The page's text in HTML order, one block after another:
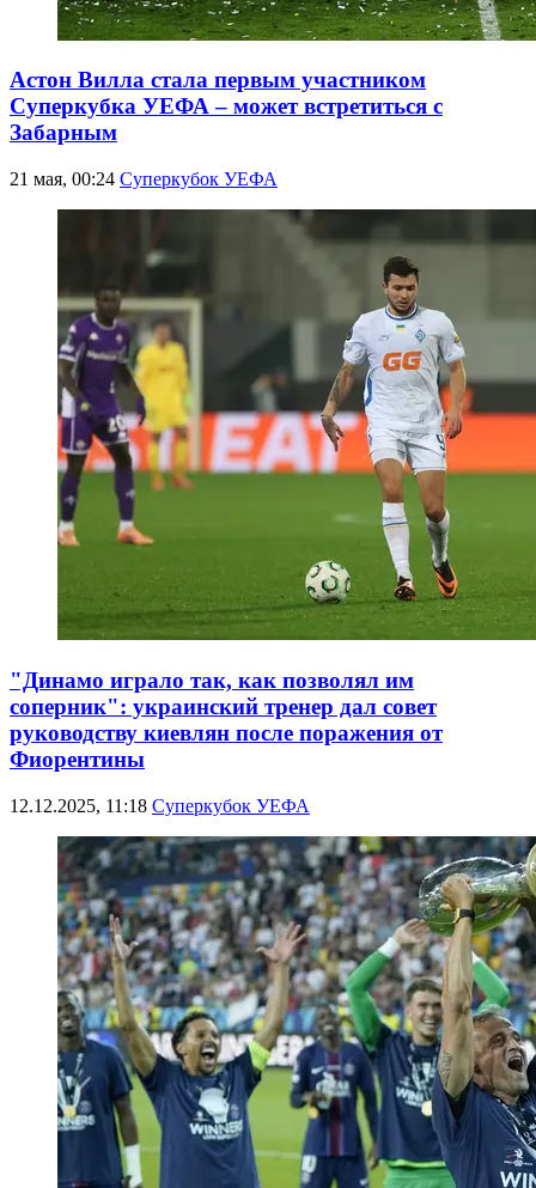
Астон Вилла стала первым участником
Суперкубка УЕФА – может встретиться с
Забарным
21 мая, 00:24 Суперкубок УЕФА
"Динамо играло так, как позволял им
соперник": украинский тренер дал совет
руководству киевлян после поражения от
Фиорентины
12.12.2025, 11:18 Суперкубок УЕФА